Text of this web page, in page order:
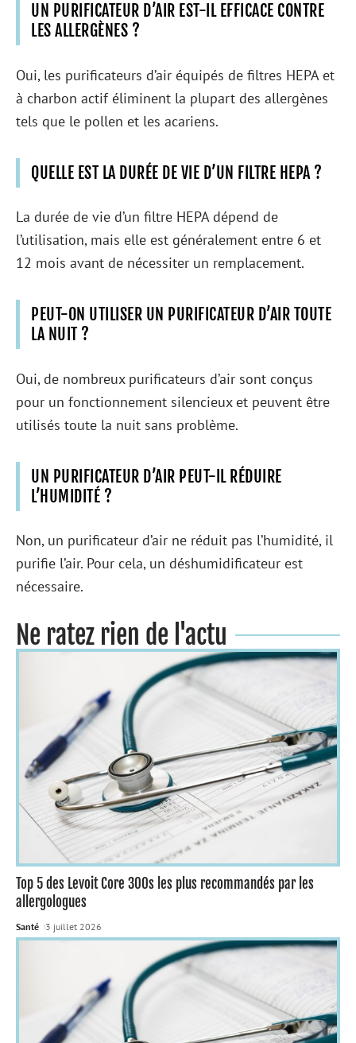
UN PURIFICATEUR D’AIR EST-IL EFFICACE CONTRE
LES ALLERGÈNES ?
Oui, les purificateurs d’air équipés de filtres HEPA et
à charbon actif éliminent la plupart des allergènes
tels que le pollen et les acariens.
QUELLE EST LA DURÉE DE VIE D’UN FILTRE HEPA ?
La durée de vie d’un filtre HEPA dépend de
l’utilisation, mais elle est généralement entre 6 et
12 mois avant de nécessiter un remplacement.
PEUT-ON UTILISER UN PURIFICATEUR D’AIR TOUTE
LA NUIT ?
Oui, de nombreux purificateurs d’air sont conçus
pour un fonctionnement silencieux et peuvent être
utilisés toute la nuit sans problème.
UN PURIFICATEUR D’AIR PEUT-IL RÉDUIRE
L’HUMIDITÉ ?
Non, un purificateur d’air ne réduit pas l’humidité, il
purifie l’air. Pour cela, un déshumidificateur est
nécessaire.
Ne ratez rien de l'actu
Top 5 des Levoit Core 300s les plus recommandés par les
allergologues
Santé 3 juillet 2026